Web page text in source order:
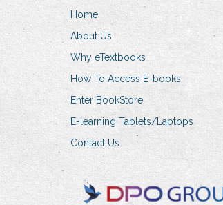
Home
About Us
Why eTextbooks
How To Access E-books
Enter BookStore
E-learning Tablets/Laptops
Contact Us